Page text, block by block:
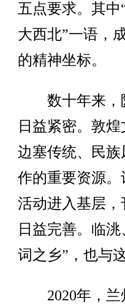
五点要求。其
大西北”一语，
的精神坐标。
数十年来，
日益紧密。敦
边塞传统、民
作的重要资源
活动进入基层
日益完善。临
词之乡”，也与
2020年，兰